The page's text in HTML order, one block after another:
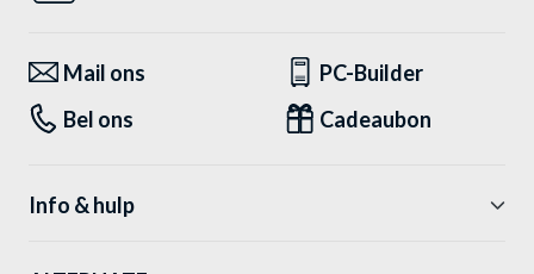
Mail ons
PC-Builder
Bel ons
Cadeaubon
Info & hulp